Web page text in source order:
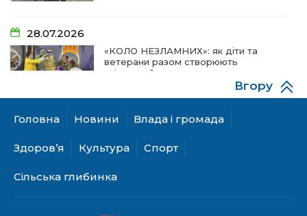
28.07.2026
«КОЛО НЕЗЛАМНИХ»: як діти та
ветерани разом створюють
унікальний телепроєкт
18.07.2026
Криничанської громади за
Головна Новини Влада і громада
Здоров’я Культура Спорт
Сільська глибинка
Вгору